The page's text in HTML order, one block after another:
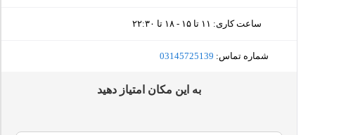
ساعت کاری:۱۱ تا ۱۵ - ۱۸ تا ۲۲:۳۰
یکشنبه (امروز)
شماره تماس:‎03145725139
ﺑﻪ اﯾﻦ ﻣﮑﺎن اﻣﺘﯿﺎز دﻫﯿﺪ